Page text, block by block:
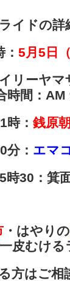
イドの詳
： 5月5日
リーヤマ
時間：AM
時： 銭原
分： エマ
時30：箕
・はやりの
皮むける
方はご相